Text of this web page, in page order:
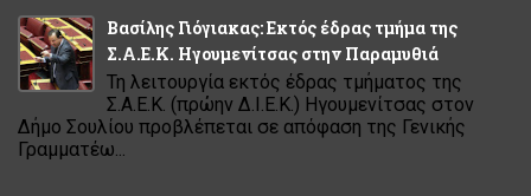
Βασίλης Γιόγιακας: Εκτός έδρας τμήμα της
Σ.Α.Ε.Κ. Ηγουμενίτσας στην Παραμυθιά
Τη λειτουργία εκτός έδρας τμήματος της
Σ.Α.Ε.Κ. (πρώην Δ.Ι.Ε.Κ.) Ηγουμενίτσας στον
Δήμο Σουλίου προβλέπεται σε απόφαση της Γενικής
Γραμματέω...